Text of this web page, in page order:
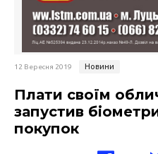
12 Вересня 2019 Новини
Плати своїм
запустив
покупок